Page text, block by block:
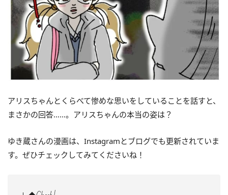
アリスちゃんとくらべて惨めな思いをしていることを話すと、
まさかの回答……。アリスちゃんの本当の姿は？
ゆき蔵さんの漫画は、Instagramとブログでも更新されていま
す。ぜひチェックしてみてくださいね！